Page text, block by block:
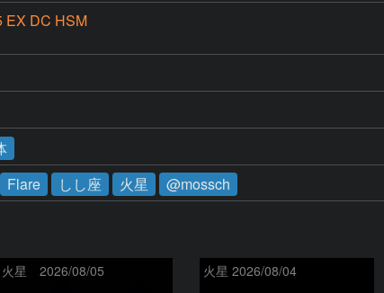
EX DC HSM
Flare しし座 火星 @mossch
火星 2026/08/05 火星 2026/08/04